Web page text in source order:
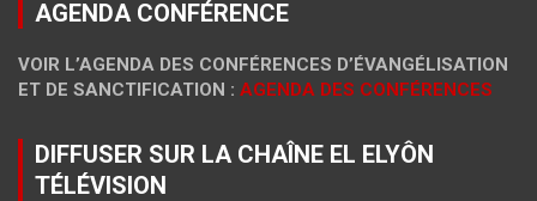
AGENDA CONFÉRENCE
VOIR L’AGENDA DES CONFÉRENCES D’ÉVANGÉLISATION
ET DE SANCTIFICATION : AGENDA DES CONFÉRENCES
DIFFUSER SUR LA CHAÎNE EL ELYÔN
TÉLÉVISION